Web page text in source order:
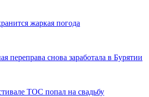
жаркая погода
переправа снова заработала в Бурятии
ТОС попал на свадьбу